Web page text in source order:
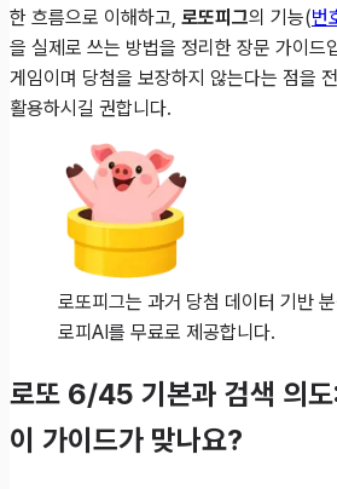
한 흐름으로 이해하고, 로또피그의 기능(번
을 실제로 쓰는 방법을 정리한 장문 가이드
게임이며 당첨을 보장하지 않는다는 점을
활용하시길 권합니다.
로또피그는 과거 당첨 데이터 기반
로피AI를 무료로 제공합니다.
로또 6/45 기본과 검색 의도
이 가이드가 맞나요?